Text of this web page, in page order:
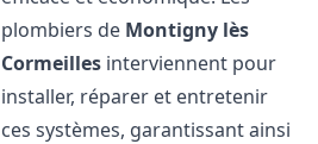
plombiers de Montigny lès
Cormeilles interviennent pour
installer, réparer et entretenir
ces systèmes, garantissant ainsi